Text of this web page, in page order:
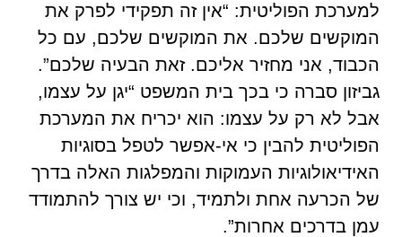
למערכת הפוליטית: “אין זה תפקידי לפרק את
המוקשים שלכם. את המוקשים שלכם, עם כל
הכבוד, אני מחזיר אליכם. זאת הבעיה שלכם”.
גביזון סברה כי בכך בית המשפט “יגן על עצמו,
אבל לא רק על עצמו: הוא יכריח את המערכת
הפוליטית להבין כי אי-אפשר לטפל בסוגיות
האידיאולוגיות העמוקות והמפלגות האלה בדרך
של הכרעה אחת ולתמיד, וכי יש צורך להתמודד
עמן בדרכים אחרות”.